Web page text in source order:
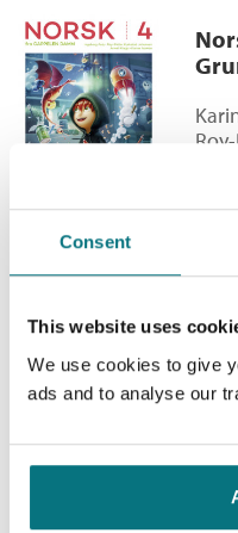
Consent
This website uses
We use cookies to give
ads and to analyse our
Antall sider:
Illustratør:
Serie:
Alder:
Min første leseløve -
Bokmål Ebok